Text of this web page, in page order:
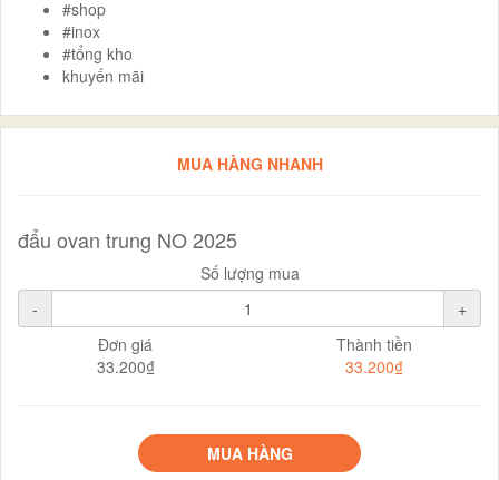
#shop
#inox
#tổng kho
khuyến mãi
MUA HÀNG NHANH
đẩu ovan trung NO 2025
Số lượng mua
-
+
Đơn giá
33.200₫
Thành tiền
33.200₫
MUA HÀNG